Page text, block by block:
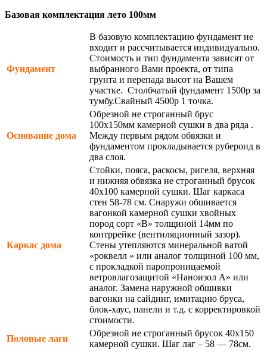
Базовая комплектация лето 100мм
Фундамент
В базовую комплектацию фундамент не
входит и рассчитывается индивидуально.
Стоимость и тип фундамента зависят от
выбранного Вами проекта, от типа
грунта и перепада высот на Вашем
участке. Столбчатый фундамент 1500р за
тумбу.Свайный 4500р 1 точка.
Основание дома
Обрезной не строганный брус
100х150мм камерной сушки в два ряда .
Между первым рядом обвязки и
фундаментом прокладывается рубероид в
два слоя.
Каркас дома
Стойки, пояса, раскосы, ригеля, верхняя
и нижняя обвязка не строганный брусок
40х100 камерной сушки. Шаг каркаса
стен 58-78 см. Снаружи обшивается
вагонкой камерной сушки хвойных
пород сорт «В» толщиной 14мм по
контррейке (вентиляционный зазор).
Стены утепляются минеральной ватой
«роквелл » или аналог толщиной 100 мм,
с прокладкой паропроницаемой
ветровлагозащитой «Наноизол А» или
аналог. Замена наружной обшивки
вагонки на сайдинг, имитацию бруса,
блок-хаус, панели и т.д. с корректировкой
стоимости.
Половые лаги
Обрезной не строганный брусок 40х150
камерной сушки. Шаг лаг – 58 — 78см.